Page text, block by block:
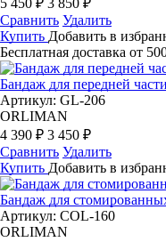
5 450 ₽ 3 850 ₽
Сравнить Удалить
Купить Добавить в
Бесплатная доставка от
Бандаж для передней
Артикул: GL-206
ORLIMAN
4 390 ₽ 3 450 ₽
Сравнить Удалить
Купить Добавить в
Бандаж для
Артикул: COL-160
ORLIMAN